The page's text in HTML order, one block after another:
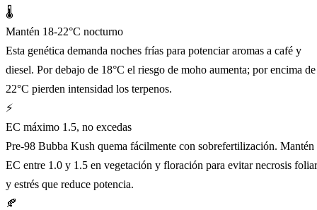
🌡️
Mantén 18-22°C nocturno
Esta genética demanda noches frías para potenciar aromas a café y
diesel. Por debajo de 18°C el riesgo de moho aumenta; por encima de
22°C pierden intensidad los terpenos.
⚡
EC máximo 1.5, no excedas
Pre-98 Bubba Kush quema fácilmente con sobrefertilización. Mantén
EC entre 1.0 y 1.5 en vegetación y floración para evitar necrosis foliar
y estrés que reduce potencia.
🍂